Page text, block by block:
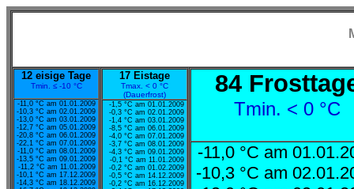
12 eisige Tage
Tmin. ≤ -10 °C
-11,0 °C am 01.01.2009
-10,3 °C am 02.01.2009
-13,0 °C am 03.01.2009
-12,7 °C am 05.01.2009
-20,8 °C am 06.01.2009
-22,1 °C am 07.01.2009
-11,0 °C am 08.01.2009
-13,5 °C am 09.01.2009
-11,2 °C am 11.01.2009
-10,1 °C am 17.12.2009
-14,3 °C am 18.12.2009
17 Eistage
Tmax. < 0 °C
(Dauerfrost)
-1,5 °C am 01.01.2009
-0,3 °C am 02.01.2009
-1,4 °C am 03.01.2009
-8,5 °C am 06.01.2009
-4,0 °C am 07.01.2009
-3,7 °C am 08.01.2009
-4,3 °C am 09.01.2009
-0,1 °C am 11.01.2009
-0,2 °C am 01.02.2009
-0,5 °C am 14.12.2009
-0,2 °C am 16.12.2009
84
Tmin. < 0 °C
-11,0 °C am
-10,3 °C am